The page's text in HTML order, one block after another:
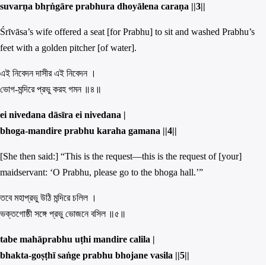
suvarṇa bhṛṅgāre prabhura dhoyālena caraṇa ||3||
Śrīvāsa’s wife offered a seat [for Prabhu] to sit and washed Prabhu’s
feet with a golden pitcher [of water].
এই নিবেদন দাসীর এই নিবেদন ।
ভোগ-মন্দিরে প্রভু করহ গমন ॥৪॥
ei nivedana dāsīra ei nivedana |
bhoga-mandire prabhu karaha gamana ||4||
[She then said:] “This is the request—this is the request of [your]
maidservant: ‘O Prabhu, please go to the bhoga hall.’”
তবে মহাপ্রভু উঠি মন্দিরে চলিল ।
ভক্তগোষ্ঠী সঙ্গে প্রভু ভোজনে বসিল ॥৫॥
tabe mahāprabhu uṭhi mandire calila |
bhakta-goṣṭhī saṅge prabhu bhojane vasila ||5||